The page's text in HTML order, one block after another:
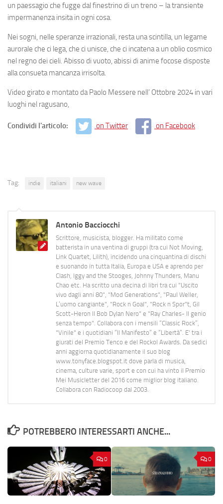
un paessagio che fugge dal finestrino di un treno – la transiente
impermanenza insita in ogni cosa.
Nei sogni, nelle speranze irrazionali, resta una scintilla, un legame
aurorale che ci lega, che ci unisce, che ci incatena a un oblio cosmico
nel regno dei cieli. Abisso di vuoto, abissi di anime focose disposte
alla consueta mancanza irrisolta.
Video girato e montato da Paolo Messere nell’ Ottobre 2024 in vari
luoghi nel ragusano,
Condividi l'articolo: on Twitter on Facebook
Tag: indie italiani new wave
Antonio Bacciocchi
Scrittore, musicista, blogger. Ha militato come
batterista in una ventina di gruppi (tra cui Not Moving,
Link Quartet, Lilith), incidendo una cinquantina di dischi
e suonando in tutta Italia, Europa e USA e aprendo per
Clash, Iggy and the Stooges, Johnny Thunders, Manu
Chao etc. Ha scritto una decina di libri tra cui "Uscito
vivo dagli anni 80", "Mod Generations", "Paul Weller,
L’uomo cangiante", "Rock n Goal", "Rock n Spor"t, Gil
Scott-Heron Il Bob Dylan Nero" e "Ray Charles- Il genio
senza tempo". Collabora con i mensili “Classic Rock”,
"Vinile" e i quotidiani “Il Manifesto” e “Libertà”. E' tra i
giurati del Premio Tenco e del Rockol Awards. Da sedici
anni aggiorna quotidianamente il suo blog
www.tonyface.blogspot.it dove parla di musica,
cinema, culture varie, sport e con cui ha vinto il Premio
Mei Musicletter del 2016 come miglior blog italiano.
Collabora con Radiocoop dal 2003.
POTREBBERO INTERESSARTI ANCHE...
0 0